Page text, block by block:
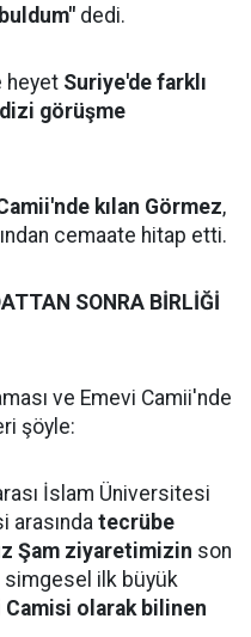
dedi.
heyet Suriye'de farklı
görüşme
kılan Görmez,
cemaate hitap etti.
SONRA BİRLİĞİ
ve Emevi Camii'nde
şöyle:
İslam Üniversitesi
arasında tecrübe
Şam ziyaretimizin son
simgesel ilk büyük
Camisi olarak bilinen